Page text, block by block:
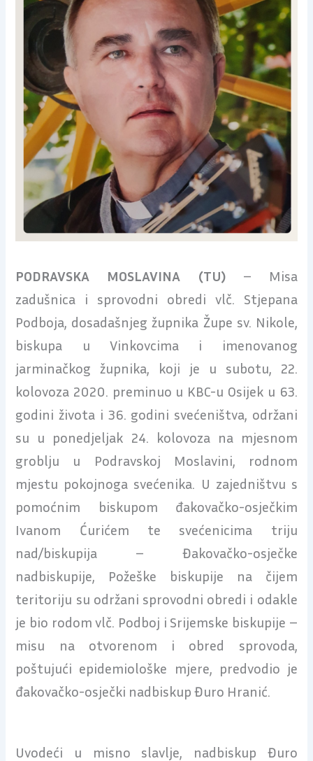
PODRAVSKA MOSLAVINA (TU)– Misa
zadušnica i sprovodni obredi vlč. Stjepana
Podboja, dosadašnjeg župnika Župe sv. Nikole,
biskupa u Vinkovcima i imenovanog
jarminačkog župnika, koji je u subotu, 22.
kolovoza 2020. preminuo u KBC-u Osijek u 63.
godini života i 36. godini svećeništva, održani
su u ponedjeljak 24. kolovoza na mjesnom
groblju u Podravskoj Moslavini, rodnom
mjestu pokojnoga svećenika. U zajedništvu s
pomoćnim biskupom đakovačko-osječkim
Ivanom Ćurićem te svećenicima triju
nad/biskupija – Đakovačko-osječke
nadbiskupije, Požeške biskupije na čijem
teritoriju su održani sprovodni obredi i odakle
je bio rodom vlč. Podboj i Srijemske biskupije –
misu na otvorenom i obred sprovoda,
poštujući epidemiološke mjere, predvodio je
đakovačko-osječki nadbiskup Đuro Hranić.
Uvodeći u misno slavlje, nadbiskup Đuro